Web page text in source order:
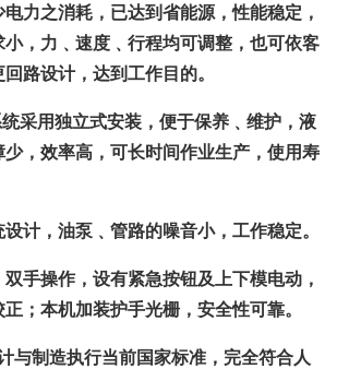
力之消耗，已达到省能源，性能稳定，
，力﹑速度﹑行程均可调整，也可依客
路设计，达到工作目的。
采用独立式安装，便于保养﹑维护，液
，效率高，可长时间作业生产，使用寿
计，油泵﹑管路的噪音小，工作稳定。
手操作，设有紧急按钮及上下模电动，
；本机加装护手光栅，安全性可靠。
与制造执行当前国家标准，完全符合人